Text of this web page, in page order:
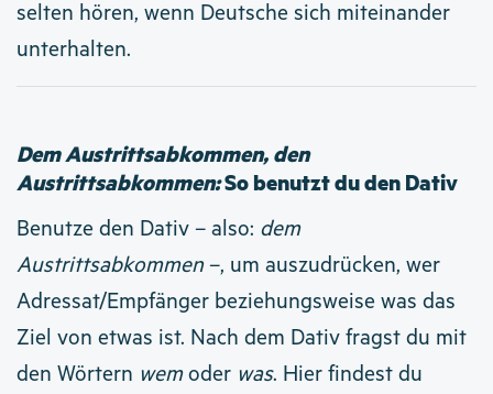
selten hören, wenn Deutsche sich miteinander
unterhalten.
Dem Austrittsabkommen, den
Austrittsabkommen:So benutzt du den Dativ
Benutze den Dativ – also: dem
Austrittsabkommen–, um auszudrücken, wer
Adressat/Empfänger beziehungsweise was das
Ziel von etwas ist. Nach dem Dativ fragst du mit
den Wörtern wemoder was. Hier findest du